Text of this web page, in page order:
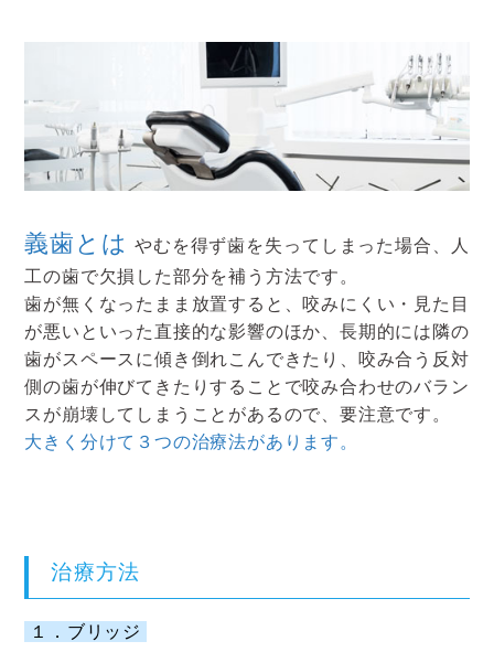
義歯とは やむを得ず歯を失ってしまった場合、人
工の歯で欠損した部分を補う方法です。
歯が無くなったまま放置すると、咬みにくい・見た目
が悪いといった直接的な影響のほか、長期的には隣の
歯がスペースに傾き倒れこんできたり、咬み合う反対
側の歯が伸びてきたりすることで咬み合わせのバラン
スが崩壊してしまうことがあるので、要注意です。
大きく分けて３つの治療法があります。
治療方法
１．ブリッジ